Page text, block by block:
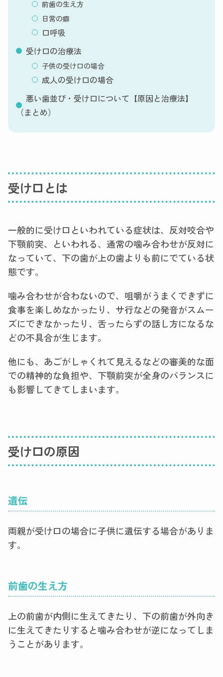
前歯の生え方
日常の癖
口呼吸
受け口の治療法
子供の受け口の場合
成人の受け口の場合
悪い歯並び・受け口について【原因と治療法】
（まとめ）
受け口とは
一般的に受け口といわれている症状は、反対咬合や
下顎前突、といわれる、通常の噛み合わせが反対に
なっていて、下の歯が上の歯よりも前にでている状
態です。
噛み合わせが合わないので、咀嚼がうまくできずに
食事を楽しめなかったり、サ行などの発音がスムー
ズにできなかったり、舌ったらずの話し方になるな
どの不具合が生じます。
他にも、あごがしゃくれて見えるなどの審美的な面
での精神的な負担や、下顎前突が全身のバランスに
も影響してきてしまいます。
受け口の原因
遺伝
両親が受け口の場合に子供に遺伝する場合がありま
す。
前歯の生え方
上の前歯が内側に生えてきたり、下の前歯が外向き
に生えてきたりすると噛み合わせが逆になってしま
うことがあります。